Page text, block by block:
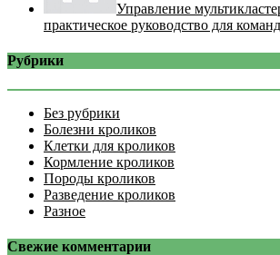
Управление
практическое руководство для команд
Рубрики
Без рубрики
Болезни кроликов
Клетки для кроликов
Кормление кроликов
Породы кроликов
Разведение кроликов
Разное
Свежие комментарии